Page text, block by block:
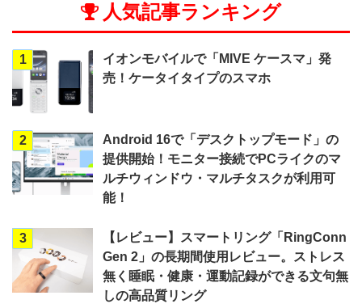
人気記事ランキング
1
イオンモバイルで「MIVE ケースマ」発
売！ケータイタイプのスマホ
2
Android 16で「デスクトップモード」の
提供開始！モニター接続でPCライクのマ
ルチウィンドウ・マルチタスクが利用可
能！
3
【レビュー】スマートリング「RingConn
Gen 2」の長期間使用レビュー。ストレス
無く睡眠・健康・運動記録ができる文句無
しの高品質リング